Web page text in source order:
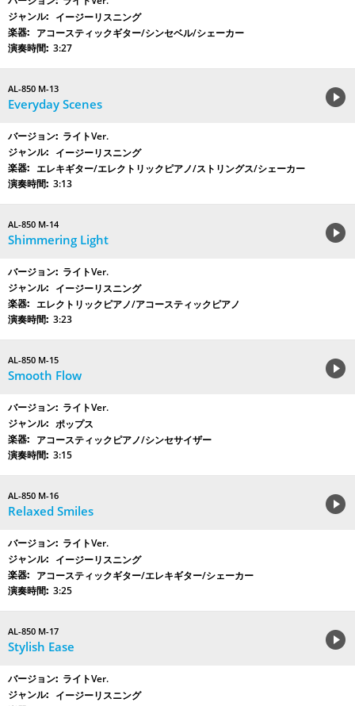
イージーリスニング
アコースティックギター/シンセベル/シェーカー
3:27
AL-850 M-13
Everyday Scenes
ライトVer.
イージーリスニング
エレキギター/エレクトリックピアノ/ストリングス/シェーカー
3:13
AL-850 M-14
Shimmering Light
ライトVer.
イージーリスニング
エレクトリックピアノ/アコースティックピアノ
3:23
AL-850 M-15
Smooth Flow
ライトVer.
ポップス
アコースティックピアノ/シンセサイザー
3:15
AL-850 M-16
Relaxed Smiles
ライトVer.
イージーリスニング
アコースティックギター/エレキギター/シェーカー
3:25
AL-850 M-17
Stylish Ease
ライトVer.
イージーリスニング